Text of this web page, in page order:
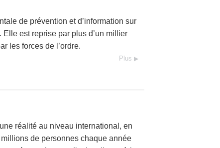
de prévention et d’information sur
est reprise par plus d’un millier
les forces de l’ordre.
Plus
réalité au niveau international, en
de personnes chaque année